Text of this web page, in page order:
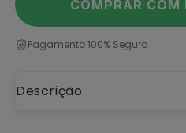
COMPRAR COM
Pagamento 100% Seguro
Descrição